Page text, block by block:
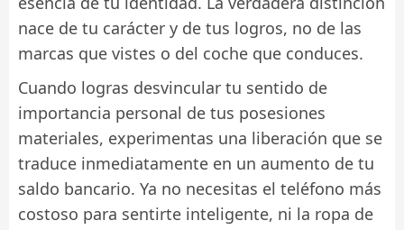
nace de tu carácter y de tus logros, no de las
marcas que vistes o del coche que conduces.
Cuando logras desvincular tu sentido de
importancia personal de tus posesiones
materiales, experimentas una liberación que se
traduce inmediatamente en un aumento de tu
saldo bancario. Ya no necesitas el teléfono más
costoso para sentirte inteligente, ni la ropa de